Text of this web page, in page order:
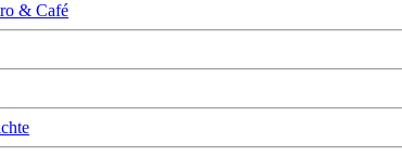
& Café